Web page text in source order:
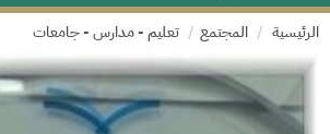
الرئيسية المجتمع تعليم - مدارس - جامعات